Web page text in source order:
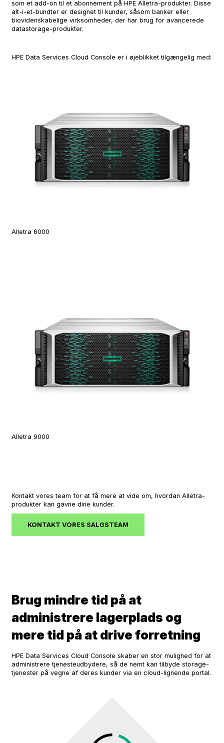
som et add-on til et abonnement på HPE Alletra-produkter. Disse
alt-i-et-bundter er designet til kunder, såsom banker eller
biovidenskabelige virksomheder, der har brug for avancerede
datastorage-produkter.
HPE Data Services Cloud Console er i øjeblikket tilgængelig med:
Alletra 6000
Alletra 9000
Kontakt vores team for at få mere at vide om, hvordan Alletra-
produkter kan gavne dine kunder.
KONTAKT VORES SALGSTEAM
Brug mindre tid på at
administrere lagerplads og
mere tid på at drive forretning
HPE Data Services Cloud Console skaber en stor mulighed for at
administrere tjenesteudbydere, så de nemt kan tilbyde storage-
tjenester på vegne af deres kunder via en cloud-lignende portal.